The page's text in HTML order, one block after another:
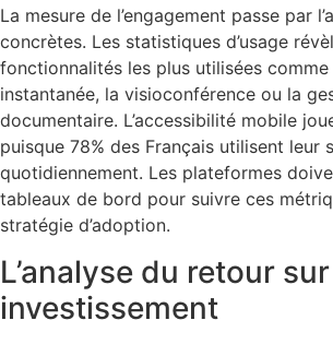
La mesure de l’engagement passe par
concrètes. Les statistiques d’usage
fonctionnalités les plus utilisées comme
instantanée, la visioconférence ou la
documentaire. L’accessibilité mobile
puisque 78% des Français utilisent leur
quotidiennement. Les plateformes
tableaux de bord pour suivre ces
stratégie d’adoption.
L’analyse du retour sur
investissement